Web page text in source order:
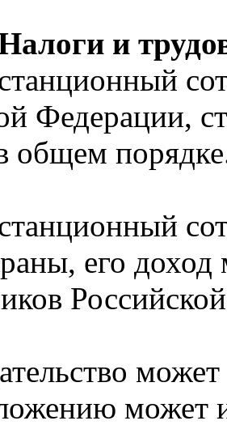
и
Федерации,
общем
его
может